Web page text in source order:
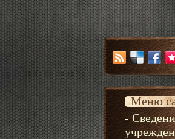
Меню
-